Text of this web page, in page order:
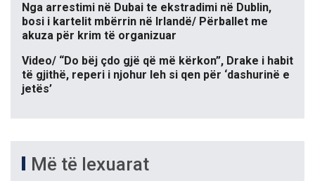
Nga arrestimi në Dubai te ekstradimi në Dublin,
bosi i kartelit mbërrin në Irlandë/ Përballet me
akuza për krim të organizuar
Video/ “Do bëj çdo gjë që më kërkon”, Drake i habit
të gjithë, reperi i njohur leh si qen për ‘dashurinë e
jetës’
Më të lexuarat